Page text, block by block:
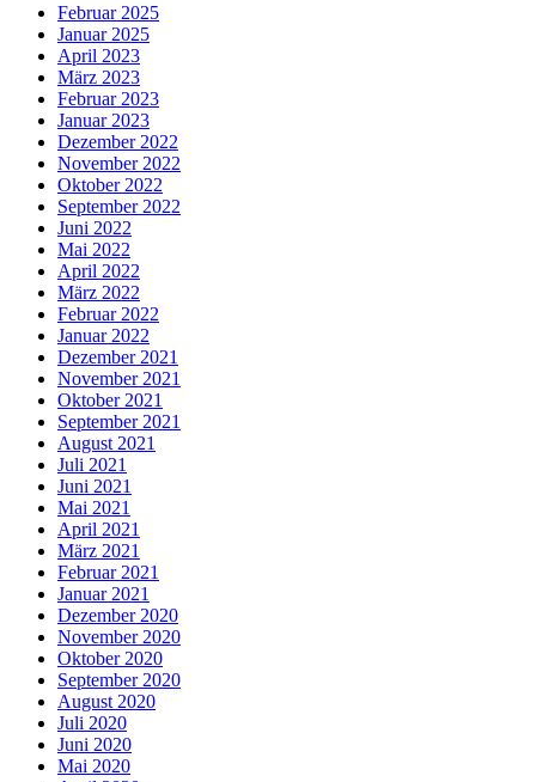
Februar 2025
Januar 2025
April 2023
März 2023
Februar 2023
Januar 2023
Dezember 2022
November 2022
Oktober 2022
September 2022
Juni 2022
Mai 2022
April 2022
März 2022
Februar 2022
Januar 2022
Dezember 2021
November 2021
Oktober 2021
September 2021
August 2021
Juli 2021
Juni 2021
Mai 2021
April 2021
März 2021
Februar 2021
Januar 2021
Dezember 2020
November 2020
Oktober 2020
September 2020
August 2020
Juli 2020
Juni 2020
Mai 2020